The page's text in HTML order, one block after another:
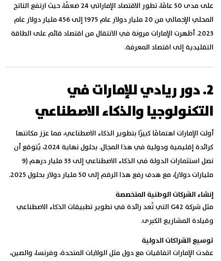
على مدى 50 عامًا، تطور الاقتصاد الإماراتي 24 ضعفًا، حيث ارتفع الناتج
المحلي الإجمالي من 20 مليار دولار عام 1975 إلى 456 مليار دولار عام
2023. أظهرت الإمارات مرونة في الانتقال من اقتصاد قائم على الطاقة
التقليدية إلى اقتصاد المعرفة.
2. دور ريادي للإمارات في
التكنولوجيا والذكاء الاصطناعي
أولت الإمارات اهتمامًا كبيرًا بتطوير الذكاء الاصطناعي، مما عزز مكانتها
كرائدة إقليمية ودولية في هذا المجال. بحلول نهاية 2024، يُتوقع أن
تصل استثمارات الدولة في الذكاء الاصطناعي إلى 33 مليار درهم (9
مليارات دولار)، مع هدف رفع هذا الرقم إلى 50 مليار دولار بحلول 2025.
إنشاء الشركات الوطنية المتخصصة
مثل شركة G42 التي تُعد رائدة في تطوير تطبيقات الذكاء الاصطناعي
وقيادة المشاريع الكبرى.
توسيع الشراكات الدولية
عقدت الإمارات اتفاقيات مع دول مثل الولايات المتحدة، وفرنسا، والصين،